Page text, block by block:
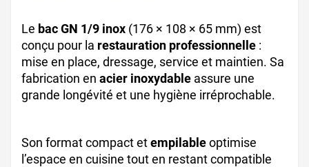
Le bac GN 1/9 inox (176 × 108 × 65 mm) est
conçu pour la restauration professionnelle :
mise en place, dressage, service et maintien. Sa
fabrication en acier inoxydable assure une
grande longévité et une hygiène irréprochable.
Son format compact etempilableoptimise
l’espace en cuisine tout en restant compatible